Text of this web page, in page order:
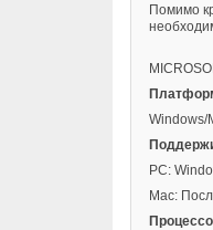
Помимо
Windows/
PC:
Mac: